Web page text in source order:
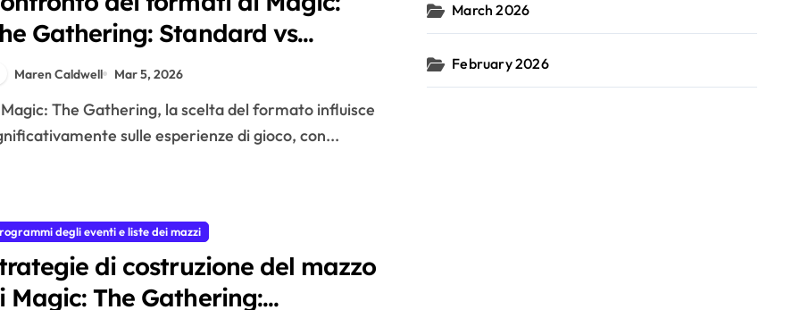
Gathering: Standard vs
Modern, Commander vs Altri
Preferenze dei Giocatori
Maren Caldwell Mar 5, 2026
sulle esperienze di gioco, con...
degli eventi e liste dei mazzi
di costruzione del mazzo
Magic: The Gathering:
March 2026
February 2026